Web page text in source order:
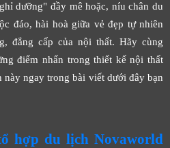
dưỡng" đầy mê hoặc, níu chân du
đáo, hài hoà giữa vẻ đẹp tự nhiên
đẳng cấp của nội thất. Hãy cùng
điểm nhấn trong thiết kế nội thất
ngay trong bài viết dưới đây bạn
hợp du lịch Novaworld